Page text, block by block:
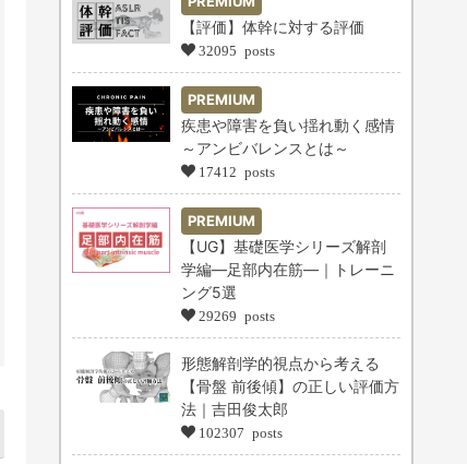
【評価】体幹に対する評価
32095 posts
PREMIUM
疾患や障害を負い揺れ動く感情
～アンビバレンスとは～
17412 posts
PREMIUM
【UG】基礎医学シリーズ解剖
学編―足部内在筋―｜トレーニ
ング5選
29269 posts
形態解剖学的視点から考える
【骨盤 前後傾】の正しい評価方
法｜吉田俊太郎
102307 posts